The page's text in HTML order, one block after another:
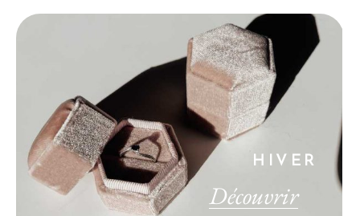
HIVER
Découvrir